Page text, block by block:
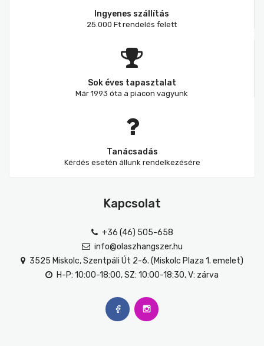
Ingyenes szállítás
25.000 Ft rendelés felett
Sok éves tapasztalat
Már 1993 óta a piacon vagyunk
Tanácsadás
Kérdés esetén állunk rendelkezésére
Kapcsolat
+36 (46) 505-658
info@olaszhangszer.hu
3525 Miskolc, Szentpáli Út 2-6. (Miskolc Plaza 1. emelet)
H-P: 10:00-18:00, SZ: 10:00-18:30, V: zárva